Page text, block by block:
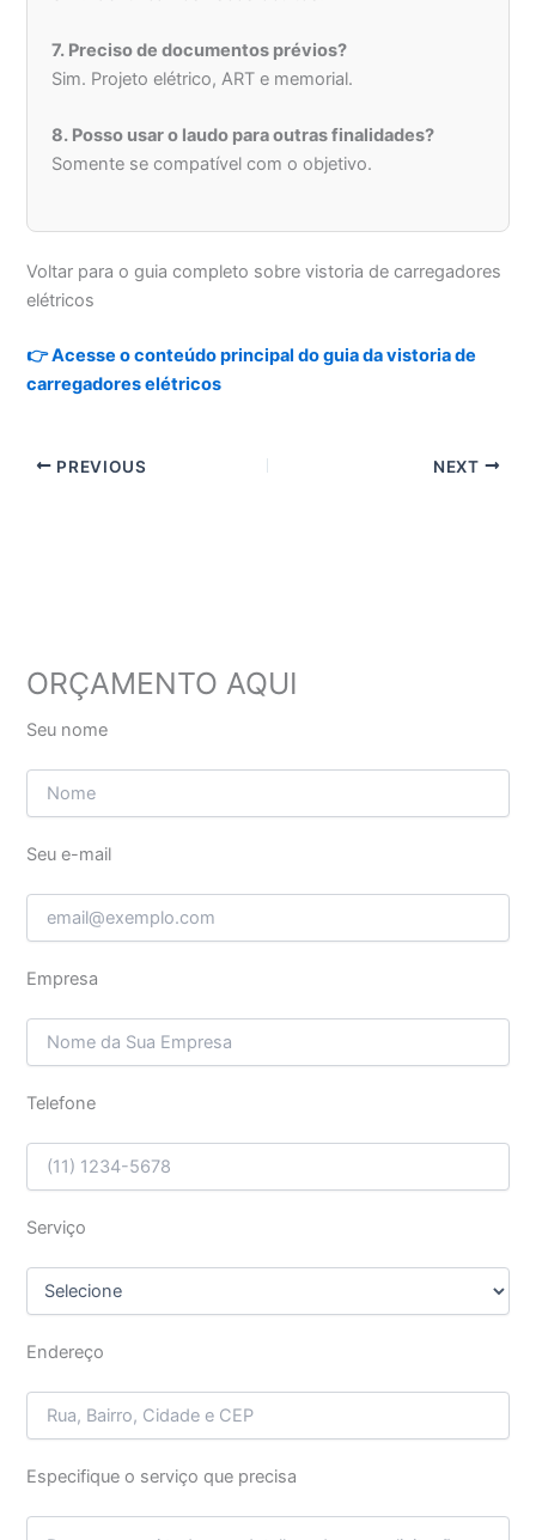
7. Preciso de documentos prévios?
Sim. Projeto elétrico, ART e memorial.
8. Posso usar o laudo para outras finalidades?
Somente se compatível com o objetivo.
Voltar para o guia completo sobre vistoria de carregadores
elétricos
👉 Acesse o conteúdo principal do guia da vistoria de
carregadores elétricos
PREVIOUS NEXT
ORÇAMENTO AQUI
Seu nome
Seu e-mail
Empresa
Telefone
Serviço
Endereço
Especifique o serviço que precisa